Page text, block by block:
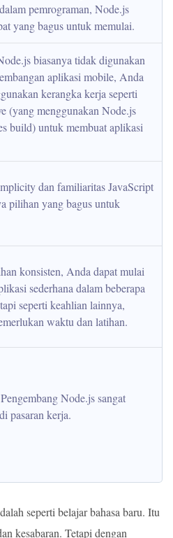
pemrograman, Node.js
yang bagus untuk memulai.
biasanya tidak digunakan
aplikasi mobile, Anda
kerangka kerja seperti
(yang menggunakan Node.js
build) untuk membuat aplikasi
dan familiaritas JavaScript
pilihan yang bagus untuk
konsisten, Anda dapat mulai
sederhana dalam beberapa
seperti keahlian lainnya,
waktu dan latihan.
Node.js sangat
pasaran kerja.
seperti belajar bahasa baru. Itu
kesabaran. Tetapi dengan